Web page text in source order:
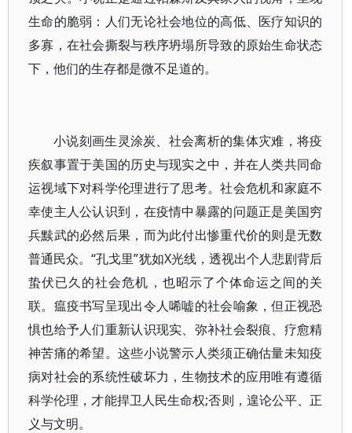
生命的脆弱：人们无论社会地位的高低、医疗知识的
多寡，在社会撕裂与秩序坍塌所导致的原始生命状态
下，他们的生存都是微不足道的。
小说刻画生灵涂炭、社会离析的集体灾难，将疫
疾叙事置于美国的历史与现实之中，并在人类共同命
运视域下对科学伦理进行了思考。社会危机和家庭不
幸使主人公认识到，在疫情中暴露的问题正是美国穷
兵黩武的必然后果，而为此付出惨重代价的则是无数
普通民众。“孔戈里”犹如X光线，透视出个人悲剧背后
蛰伏已久的社会危机，也昭示了个体命运之间的关
联。瘟疫书写呈现出令人唏嘘的社会喻象，但正视恐
惧也给予人们重新认识现实、弥补社会裂痕、疗愈精
神苦痛的希望。这些小说警示人类须正确估量未知疫
病对社会的系统性破坏力，生物技术的应用唯有遵循
科学伦理，才能捍卫人民生命权;否则，遑论公平、正
义与文明。